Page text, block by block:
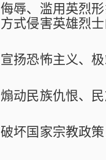
侮辱、滥用英烈
方式侵害英雄烈
宣扬恐怖主义、
煽动民族仇恨、
破坏国家宗教政